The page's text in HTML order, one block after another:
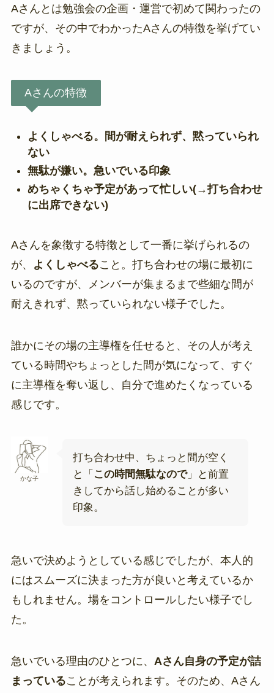
Aさんとは勉強会の企画・運営で初めて関わったの
ですが、その中でわかったAさんの特徴を挙げてい
きましょう。
Aさんの特徴
よくしゃべる。間が耐えられず、黙っていられ
ない
無駄が嫌い。急いでいる印象
めちゃくちゃ予定があって忙しい(→打ち合わせ
に出席できない)
Aさんを象徴する特徴として一番に挙げられるの
が、
よくしゃべること。打ち合わせの場に最初に
いるのですが、メンバーが集まるまで些細な間が
耐えきれず、黙っていられない様子でした。
誰かにその場の主導権を任せると、その人が考え
ている時間やちょっとした間が気になって、すぐ
に主導権を奪い返し、自分で進めたくなっている
感じです。
かな子
打ち合わせ中、ちょっと間が空く
と「 この時間無駄なので」と前置
きしてから話し始めることが多い
印象。
急いで決めようとしている感じでしたが、本人的
にはスムーズに決まった方が良いと考えているか
もしれません。場をコントロールしたい様子でし
た。
急いでいる理由のひとつに、 Aさん自身の予定が詰
まっていることが考えられます。そのため、Aさん